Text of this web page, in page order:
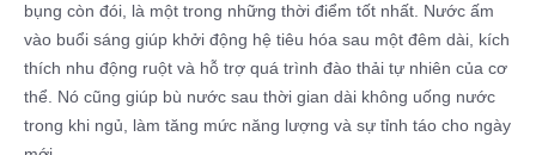
bụng còn đói, là một trong những thời điểm tốt nhất. Nước ấm
vào buổi sáng giúp khởi động hệ tiêu hóa sau một đêm dài, kích
thích nhu động ruột và hỗ trợ quá trình đào thải tự nhiên của cơ
thể. Nó cũng giúp bù nước sau thời gian dài không uống nước
trong khi ngủ, làm tăng mức năng lượng và sự tỉnh táo cho ngày